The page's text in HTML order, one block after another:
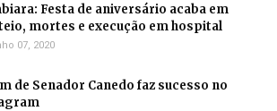
Festa de aniversário acaba em
mortes e execução em hospital
07, 2020
de Senador Canedo faz sucesso no